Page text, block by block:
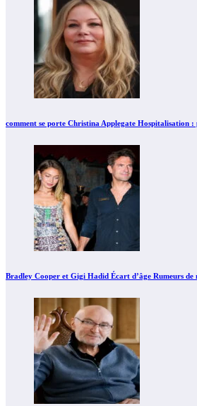
comment se porte Christina Applegate Hospitalisation :
Bradley Cooper et Gigi Hadid Écart d’âge Rumeurs de